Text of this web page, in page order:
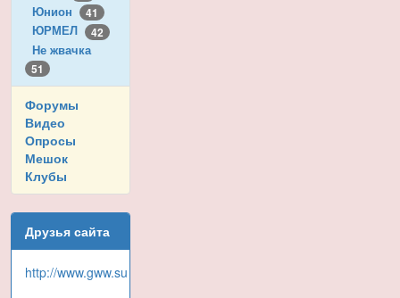
Юнион 41
ЮРМЕЛ 42
Не жвачка
51
Форумы
Видео
Опросы
Мешок
Клубы
Друзья сайта
http://www.gww.su